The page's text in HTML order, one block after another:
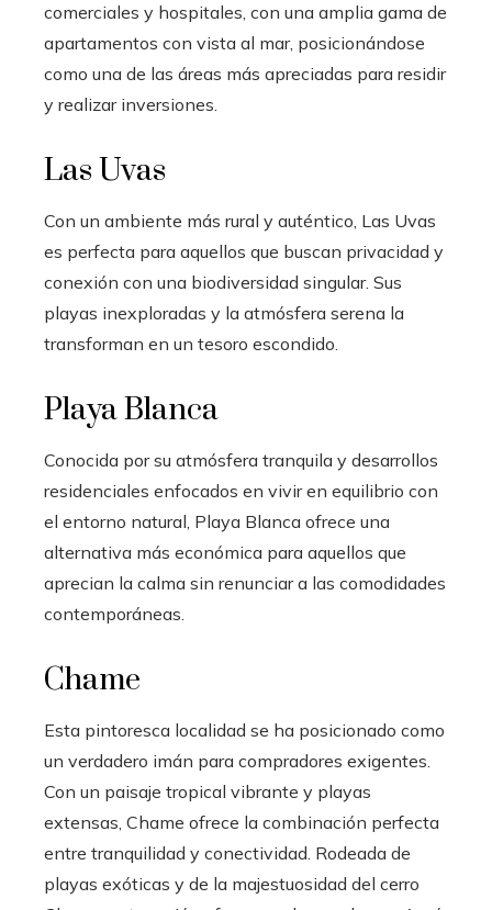
comerciales y hospitales, con una amplia gama de
apartamentos con vista al mar, posicionándose
como una de las áreas más apreciadas para residir
y realizar inversiones.
Las Uvas
Con un ambiente más rural y auténtico, Las Uvas
es perfecta para aquellos que buscan privacidad y
conexión con una biodiversidad singular. Sus
playas inexploradas y la atmósfera serena la
transforman en un tesoro escondido.
Playa Blanca
Conocida por su atmósfera tranquila y desarrollos
residenciales enfocados en vivir en equilibrio con
el entorno natural, Playa Blanca ofrece una
alternativa más económica para aquellos que
aprecian la calma sin renunciar a las comodidades
contemporáneas.
Chame
Esta pintoresca localidad se ha posicionado como
un verdadero imán para compradores exigentes.
Con un paisaje tropical vibrante y playas
extensas, Chame ofrece la combinación perfecta
entre tranquilidad y conectividad. Rodeada de
playas exóticas y de la majestuosidad del cerro